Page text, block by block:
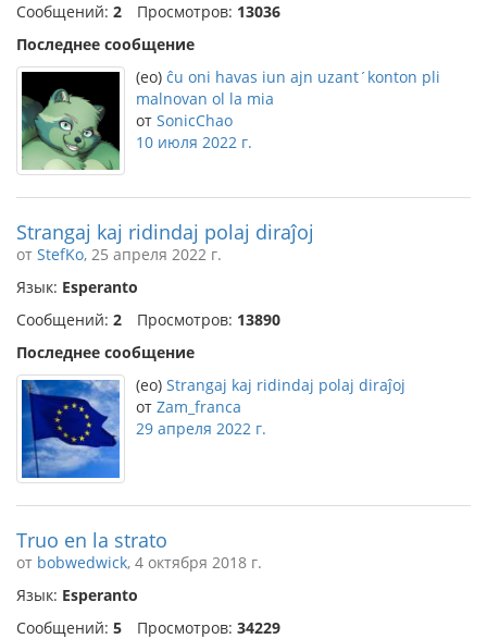
Сообщений: 2 Просмотров: 13036
Последнее сообщение
(eo) ĉu oni havas iun ajn uzant´konton pli
malnovan ol la mia
от SonicChao
10 июля 2022 г.
Strangaj kaj ridindaj polaj diraĵoj
от StefKo, 25 апреля 2022 г.
Язык: Esperanto
Сообщений: 2 Просмотров: 13890
Последнее сообщение
(eo) Strangaj kaj ridindaj polaj diraĵoj
от Zam_franca
29 апреля 2022 г.
Truo en la strato
от bobwedwick, 4 октября 2018 г.
Язык: Esperanto
Сообщений: 5 Просмотров: 34229